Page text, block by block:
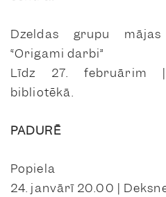
Dzeldas grupu
“Origami darbi”
Līdz 27. februārim
bibliotēkā.
PADURĒ
Popiela
24. janvārī 20.00 |